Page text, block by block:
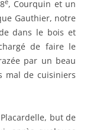
, Courquin et un
Gauthier, notre
dans le bois et
de faire le
par un beau
mal de cuisiniers
but de